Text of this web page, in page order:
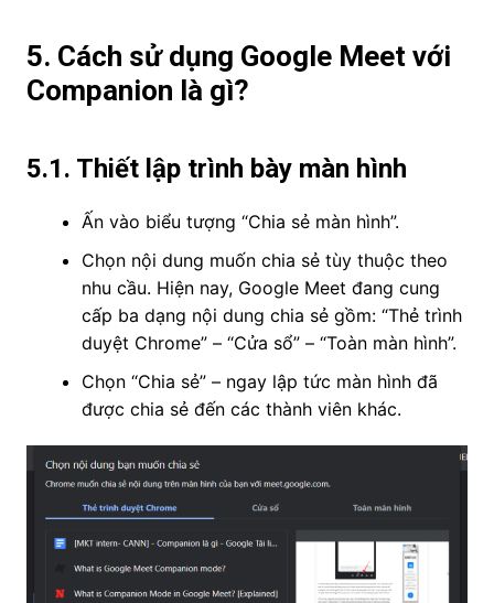
5. Cách sử dụng Google Meet với
Companion là gì?
5.1. Thiết lập trình bày màn hình
Ấn vào biểu tượng “Chia sẻ màn hình”.
Chọn nội dung muốn chia sẻ tùy thuộc theo
nhu cầu. Hiện nay, Google Meet đang cung
cấp ba dạng nội dung chia sẻ gồm: “Thẻ trình
duyệt Chrome” – “Cửa sổ” – “Toàn màn hình”.
Chọn “Chia sẻ” – ngay lập tức màn hình đã
được chia sẻ đến các thành viên khác.